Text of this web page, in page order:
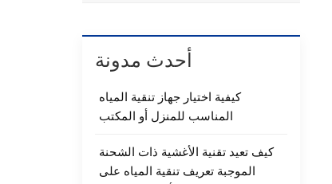
أحدث مدونة
كيفية اختيار جهاز تنقية المياه
المناسب للمنزل أو المكتب
كيف تعيد تقنية الأغشية ذات الشحنة
الموجبة تعريف تنقية المياه على